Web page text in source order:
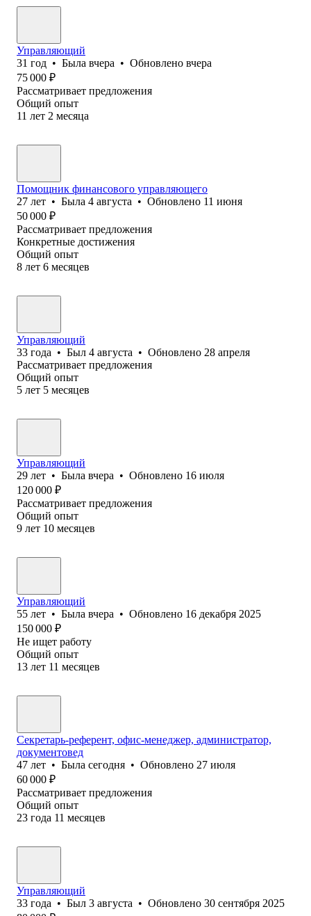
Управляющий
31 год • Была вчера • Обновлено вчера
75 000 ₽
Рассматривает предложения
Общий опыт
11 лет 2 месяца
Помощник финансового управляющего
27 лет • Была 4 августа • Обновлено 11 июня
50 000 ₽
Рассматривает предложения
Конкретные достижения
Общий опыт
8 лет 6 месяцев
Управляющий
33 года • Был 4 августа • Обновлено 28 апреля
Рассматривает предложения
Общий опыт
5 лет 5 месяцев
Управляющий
29 лет • Была вчера • Обновлено 16 июля
120 000 ₽
Рассматривает предложения
Общий опыт
9 лет 10 месяцев
Управляющий
55 лет • Была вчера • Обновлено 16 декабря 2025
150 000 ₽
Не ищет работу
Общий опыт
13 лет 11 месяцев
Секретарь-референт, офис-менеджер, администратор,
документовед
47 лет • Была сегодня • Обновлено 27 июля
60 000 ₽
Рассматривает предложения
Общий опыт
23 года 11 месяцев
Управляющий
33 года • Был 3 августа • Обновлено 30 сентября 2025